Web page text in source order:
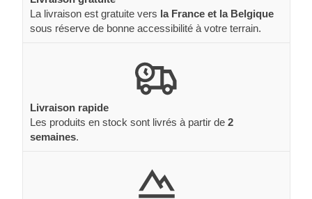
La livraison est gratuite vers la France et la Belgique
sous réserve de bonne accessibilité à votre terrain.
Livraison rapide
Les produits en stock sont livrés à partir de 2
semaines.